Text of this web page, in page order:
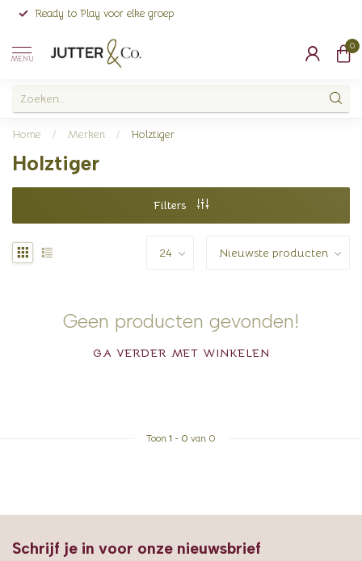
Ready to Play voor elke groep
MENU
0
Home / Merken / Holztiger
Holztiger
Filters
Geen producten gevonden!
GA VERDER MET WINKELEN
Toon 1 - 0 van 0
Schrijf je in voor onze nieuwsbrief